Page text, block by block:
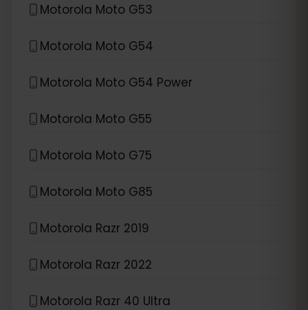
Motorola Moto G53
Motorola Moto G54
Motorola Moto G54 Power
Motorola Moto G55
Motorola Moto G75
Motorola Moto G85
Motorola Razr 2019
Motorola Razr 2022
Motorola Razr 40 Ultra